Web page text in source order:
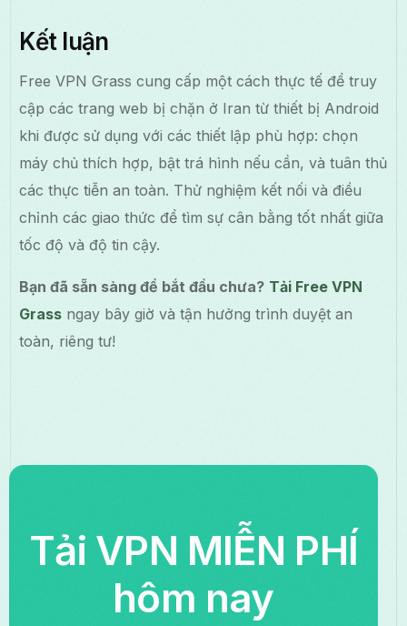
Kết luận
Free VPN Grass cung cấp một cách thực tế để truy
cập các trang web bị chặn ở Iran từ thiết bị Android
khi được sử dụng với các thiết lập phù hợp: chọn
máy chủ thích hợp, bật trá hình nếu cần, và tuân thủ
các thực tiễn an toàn. Thử nghiệm kết nối và điều
chỉnh các giao thức để tìm sự cân bằng tốt nhất giữa
tốc độ và độ tin cậy.
Bạn đã sẵn sàng để bắt đầu chưa? Tải Free VPN
Grass ngay bây giờ và tận hưởng trình duyệt an
toàn, riêng tư!
Tải VPN MIỄN PHÍ
hôm nay